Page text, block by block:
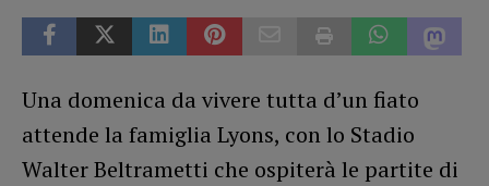
Una domenica da vivere tutta d’un fiato
attende la famiglia Lyons, con lo Stadio
Walter Beltrametti che ospiterà le partite di